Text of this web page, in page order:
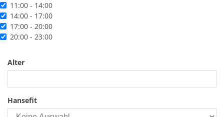
11:00 - 14:00
14:00 - 17:00
17:00 - 20:00
20:00 - 23:00
Alter
Hansefit